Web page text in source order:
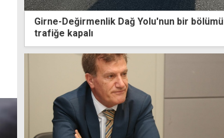
Girne-Değirmenlik Dağ Yolu'nun bir bölümü
trafiğe kapalı